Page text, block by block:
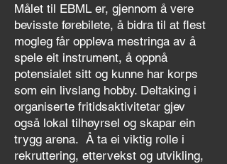
Målet til EBML er, gjennom å vere
bevisste førebilete, å bidra til at flest
mogleg får oppleva mestringa av å
spele eit instrument, å oppnå
potensialet sitt og kunne har korps
som ein livslang hobby. Deltaking i
organiserte fritidsaktivitetar gjev
også lokal tilhøyrsel og skapar ein
trygg arena. Å ta ei viktig rolle i
rekruttering, ettervekst og utvikling,